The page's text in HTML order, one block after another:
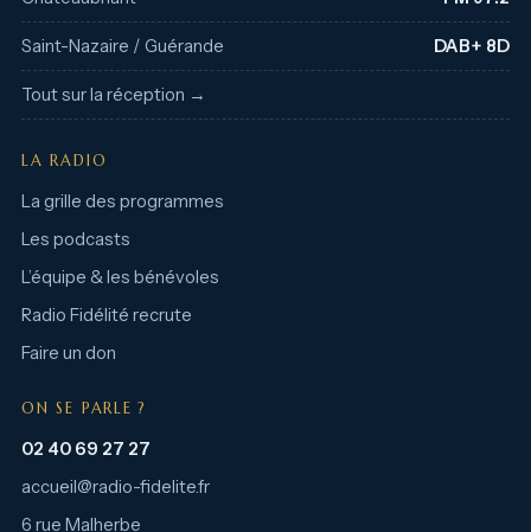
Saint-Nazaire / Guérande DAB+ 8D
Tout sur la réception →
LA RADIO
La grille des programmes
Les podcasts
L’équipe & les bénévoles
Radio Fidélité recrute
Faire un don
ON SE PARLE ?
02 40 69 27 27
accueil@radio-fidelite.fr
6 rue Malherbe